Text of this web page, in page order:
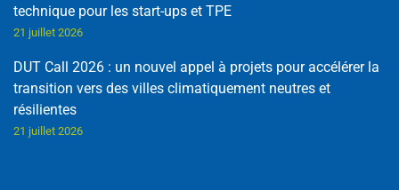
technique pour les start-ups et TPE
21 juillet 2026
DUT Call 2026 : un nouvel appel à projets pour accélérer la
transition vers des villes climatiquement neutres et
résilientes
21 juillet 2026